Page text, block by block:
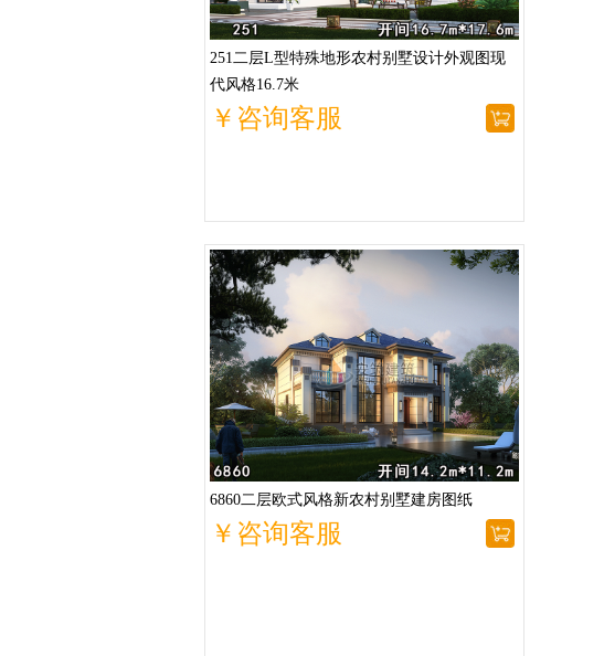
251二层L型特殊地形农村别墅设计外观图现
代风格16.7米
￥咨询客服
6860二层欧式风格新农村别墅建房图纸
￥咨询客服